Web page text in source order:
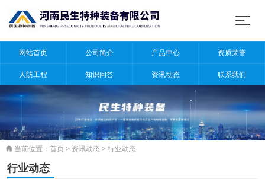
网站首页 公司简介 产品中心 资质荣誉
人防工程 知识问答 资讯动态 联系我们
 当前位置： 首页> 资讯动态 > 行业动态
行业动态